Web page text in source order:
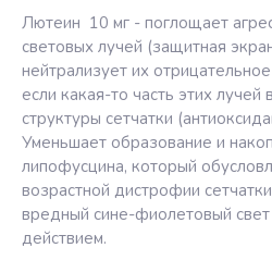
Лютеин 10 мг - поглощает
световых лучей (защитная
нейтрализует их
если какая-то часть этих
структуры сетчатки
Уменьшает образование и
липофусцина, который
возрастной дистрофии
вредный сине-фиолетовый
действием.